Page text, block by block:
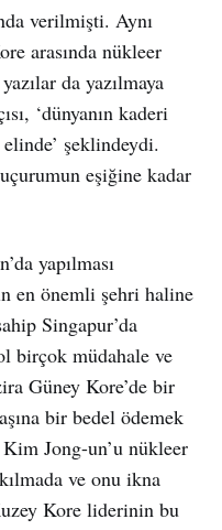
verilmişti. Aynı
arasında nükleer
da yazılmaya
‘dünyanın kaderi
şeklindeydi.
eşiğine kadar
yapılması
en önemli şehri haline
Singapur’da
birçok müdahale ve
Güney Kore’de bir
bir bedel ödemek
Jong-un’u nükleer
ve onu ikna
Kore liderinin bu